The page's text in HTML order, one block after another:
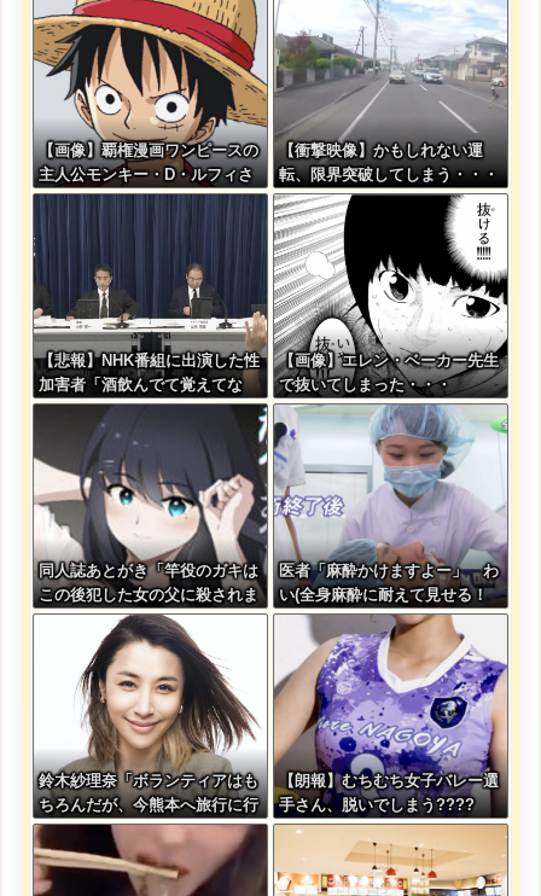
【画像】覇権漫画ワンピースの
主人公モンキー・D・ルフィさ
ん、変わり果てた姿で発見され
る・・・
【衝撃映像】かもしれない運
転、限界突破してしまう・・・
【悲報】NHK番組に出演した性
加害者「酒飲んでて覚えてな
い」
【画像】エレン・ベーカー先生
で抜いてしまった・・・
同人誌あとがき「竿役のガキは
この後犯した女の父に殺されま
す」
医者「麻酔かけますよー」 わ
い(全身麻酔に耐えて見せる！
うおおおおおお！！！！)
鈴木紗理奈「ボランティアはも
ちろんだが、今熊本へ旅行に行
くことも支援になる」
【朗報】むちむち女子バレー選
手さん、脱いでしまう????